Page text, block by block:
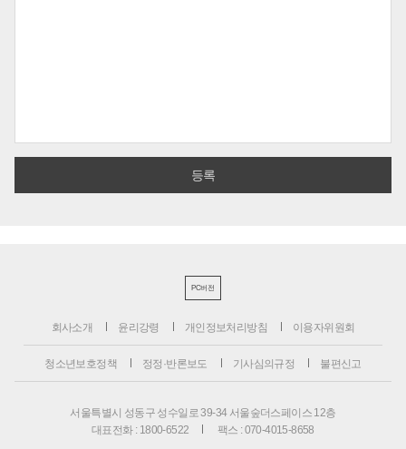
PC버전
회사소개 윤리강령 개인정보처리방침 이용자위원회
청소년보호정책 정정·반론보도 기사심의규정 불편신고
서울특별시 성동구 성수일로 39-34 서울숲더스페이스 12층
대표전화 : 1800-6522
팩스 : 070-4015-8658